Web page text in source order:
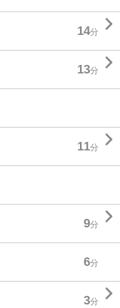
14分 
13分 
11分 
9分 
6分
3分 